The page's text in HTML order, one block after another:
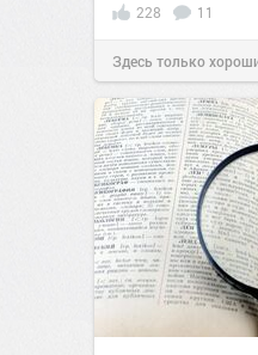
228 11
Здесь только
2020